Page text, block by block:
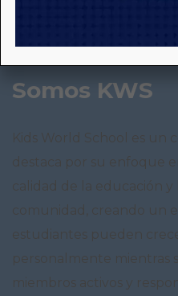
Somos KWS
Kids World School es un
destaca por su enfoque
calidad de la educación
comunidad, creando un
estudiantes pueden
personalmente mientras
miembros activos y